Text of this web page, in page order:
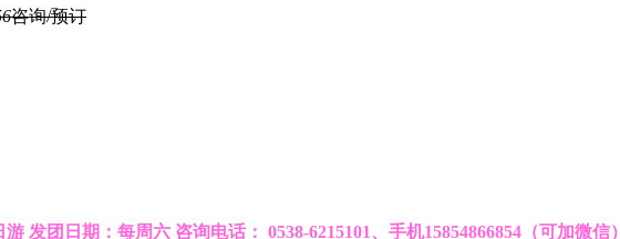
咨询/预订
游 发团日期：每周六 咨询电话： 0538-6215101、手机15854866854（可加微信）